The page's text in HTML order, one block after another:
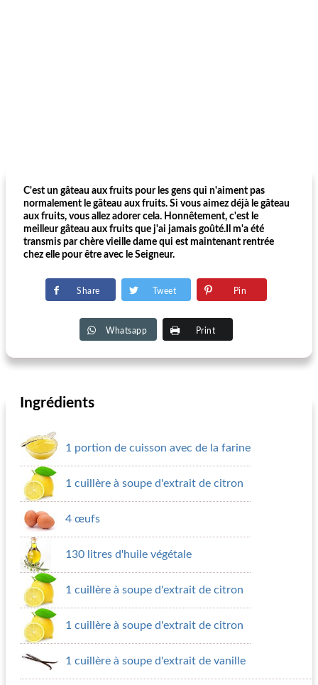
C'est un gâteau aux fruits pour les gens qui n'aiment pas
normalement le gâteau aux fruits. Si vous aimez déjà le gâteau
aux fruits, vous allez adorer cela. Honnêtement, c'est le
meilleur gâteau aux fruits que j'ai jamais goûté.Il m'a été
transmis par chère vieille dame qui est maintenant rentrée
chez elle pour être avec le Seigneur.
Share Tweet Pin
Whatsapp Print
Ingrédients
1 portion de cuisson avec de la farine
1 cuillère à soupe d'extrait de citron
4 œufs
130 litres d'huile végétale
1 cuillère à soupe d'extrait de citron
1 cuillère à soupe d'extrait de citron
1 cuillère à soupe d'extrait de vanille